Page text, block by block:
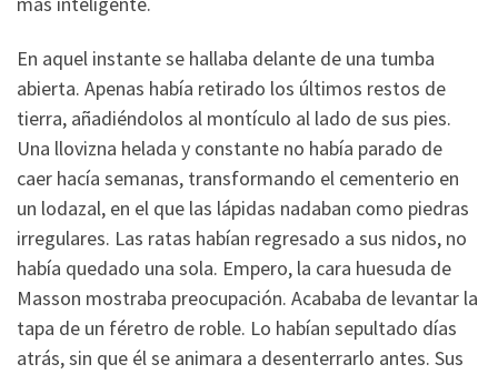
En aquel instante se hallaba delante de una tumba
abierta. Apenas había retirado los últimos restos de
tierra, añadiéndolos al montículo al lado de sus pies.
Una llovizna helada y constante no había parado de
caer hacía semanas, transformando el cementerio en
un lodazal, en el que las lápidas nadaban como piedras
irregulares. Las ratas habían regresado a sus nidos, no
había quedado una sola. Empero, la cara huesuda de
Masson mostraba preocupación. Acababa de levantar la
tapa de un féretro de roble. Lo habían sepultado días
atrás, sin que él se animara a desenterrarlo antes. Sus